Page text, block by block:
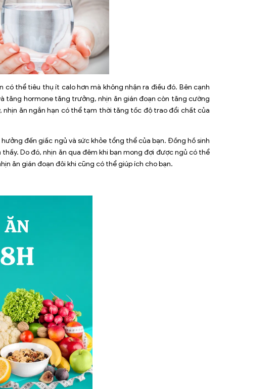
thể tiêu thụ ít calo hơn mà không nhận ra điều đó. Bên cạnh
tăng hormone tăng trưởng, nhịn ăn gián đoạn còn tăng cường
nhịn ăn ngắn hạn có thể tạm thời tăng tốc độ trao đổi chất của
đến giấc ngủ và sức khỏe tổng thể của bạn. Đồng hồ sinh
Do đó, nhịn ăn qua đêm khi bạn mong đợi được ngủ có thể
ăn gián đoạn đôi khi cũng có thể giúp ích cho bạn.